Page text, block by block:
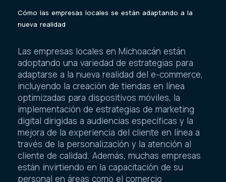
Las empresas locales en Michoacán están
adoptando una variedad de estrategias para
adaptarse a la nueva realidad del e-commerce,
incluyendo la creación de tiendas en línea
optimizadas para dispositivos móviles, la
implementación de estrategias de marketing
digital dirigidas a audiencias específicas y la
mejora de la experiencia del cliente en línea a
través de la personalización y la atención al
cliente de calidad. Además, muchas empresas
están invirtiendo en la capacitación de su